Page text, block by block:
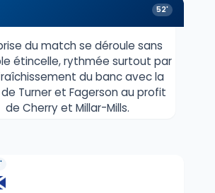
52'
du match se déroule sans
étincelle, rythmée surtout par
du banc avec la
Turner et Fagerson au profit
de Cherry et Millar-Mills.